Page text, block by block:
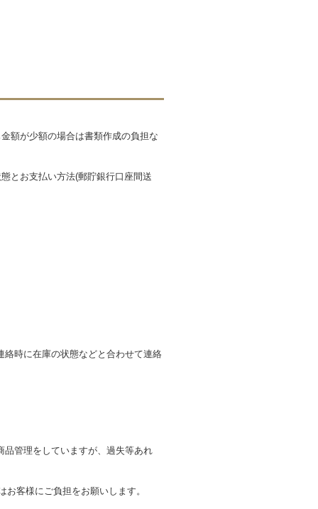
額が少額の場合は書類作成の負担な
とお支払い方法(郵貯銀行口座間送
時に在庫の状態などと合わせて連絡
管理をしていますが、過失等あれ
客様にご負担をお願いします。